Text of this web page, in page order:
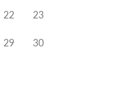
22 23
29 30